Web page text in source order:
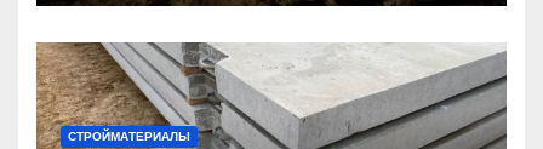
СТРОЙМАТЕРИАЛЫ